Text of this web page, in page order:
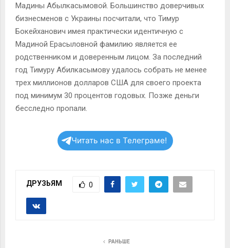
Мадины Абылкасымовой. Большинство доверчивых
бизнесменов с Украины посчитали, что Тимур
Бокейханович имея практически идентичную с
Мадиной Ерасыловной фамилию является ее
родственником и доверенным лицом. За последний
год Тимуру Абилкасымову удалось собрать не менее
трех миллионов долларов США для своего проекта
под минимум 30 процентов годовых. Позже деньги
бесследно пропали.
Читать нас в Телеграме!
ДРУЗЬЯМ 0
РАНЬШЕ